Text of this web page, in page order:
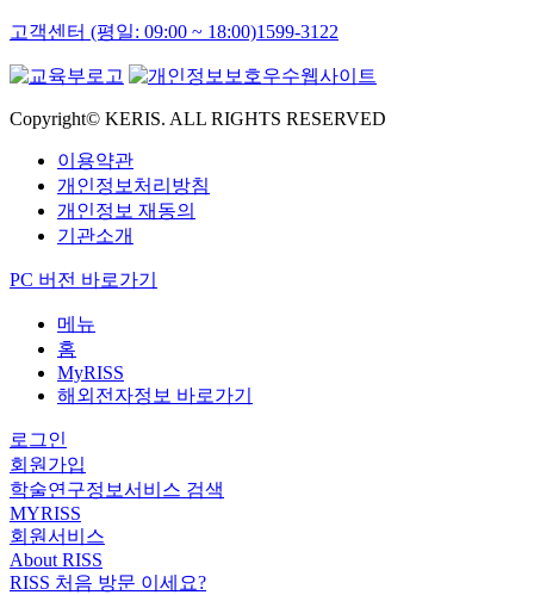
고객센터 (평일: 09:00 ~ 18:00)1599-3122
Copyright© KERIS. ALL RIGHTS RESERVED
이용약관
개인정보처리방침
개인정보 재동의
기관소개
PC 버전 바로가기
메뉴
홈
MyRISS
해외전자정보 바로가기
로그인
회원가입
학술연구정보서비스 검색
MYRISS
회원서비스
About RISS
RISS 처음 방문 이세요?